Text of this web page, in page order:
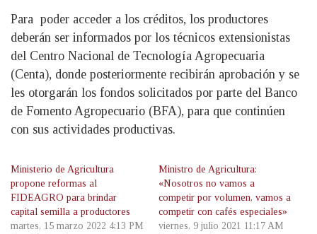
Para poder acceder a los créditos, los productores
deberán ser informados por los técnicos extensionistas
del Centro Nacional de Tecnología Agropecuaria
(Centa), donde posteriormente recibirán aprobación y se
les otorgarán los fondos solicitados por parte del Banco
de Fomento Agropecuario (BFA), para que continúen
con sus actividades productivas.
Ministerio de Agricultura
propone reformas al
FIDEAGRO para brindar
capital semilla a productores
martes, 15 marzo 2022 4:13 PM
Ministro de Agricultura:
«Nosotros no vamos a
competir por volumen, vamos a
competir con cafés especiales»
viernes, 9 julio 2021 11:17 AM